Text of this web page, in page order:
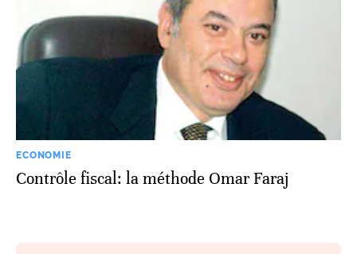
ECONOMIE
Contrôle fiscal: la méthode Omar Faraj